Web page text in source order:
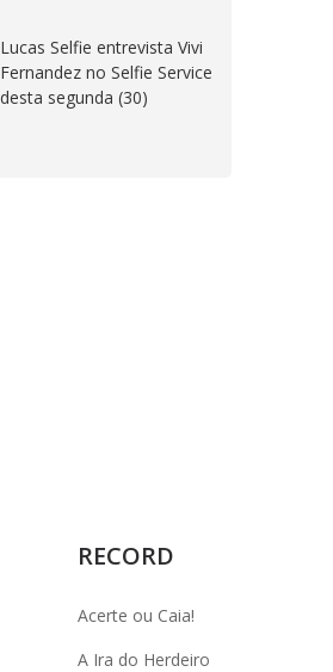
Lucas Selfie entrevista Vivi
Fernandez no Selfie Service
desta segunda (30)
RECORD
Acerte ou Caia!
A Ira do Herdeiro